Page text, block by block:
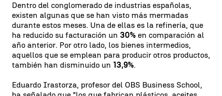
Dentro del conglomerado de industrias españolas,
existen algunas que se han visto más mermadas
durante estos meses. Una de ellas es la refinería, que
ha reducido su facturación un 30% en comparación al
año anterior. Por otro lado, los bienes intermedios,
aquellos que se emplean para producir otros productos,
también han disminuido un 13,9%.
Eduardo Irastorza, profesor del OBS Business School,